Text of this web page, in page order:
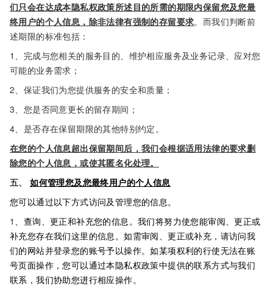
们只会在达成本隐私权政策所述目的所需的期限内保留您及您最
终用户的个人信息，除非法律有强制的存留要求。而我们判断前
述期限的标准包括：
1、完成与您相关的服务目的、维护相应服务及业务记录、应对您
可能的业务需求；
2、保证我们为您提供服务的安全和质量；
3、您是否同意更长的留存期间；
4、是否存在保留期限的其他特别约定。
在您的个人信息超出保留期间后，我们会根据适用法律的要求删
除您的个人信息，或使其匿名化处理。
五、如何管理您及您最终用户的个人信息
您可以通过以下方式访问及管理您的信息。
1 、查询、更正和补充您的信息。我们将努力使您能审阅、更正或
补充您存在我们这里的信息。如需审阅、更正或补充，请访问我
们的网站并登录您的账号予以操作。如某项权利的行使无法在账
号页面操作，您可以通过本隐私权政策中提供的联系方式与我们
联系，我们协助您进行相应操作。